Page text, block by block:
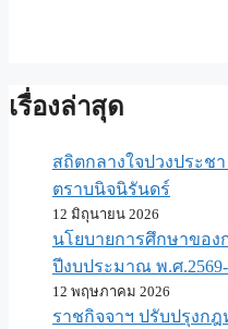
เรื่องล่าสุด
สถิตกลางใจปวงประ
ตราบนิจนิรันดร์
12 มิถุนายน 2026
นโยบายการศึกษาของ
ปีงบประมาณ พ.ศ.2569-
12 พฤษภาคม 2026
ราชกิจจาฯ ปรับปรุงกฎ